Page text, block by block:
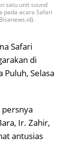
satu unit sound
pada acara Safari
Safari
di
Puluh, Selasa
Ir. Zahir,
antusias